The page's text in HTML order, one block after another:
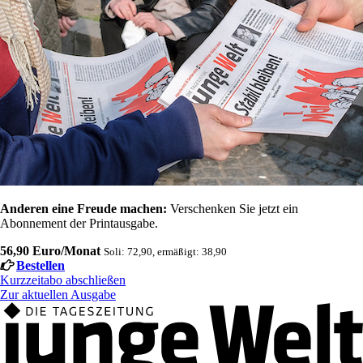
Anderen eine Freude machen: Verschenken Sie jetzt ein
Abonnement der Printausgabe.
56,90 Euro/Monat Soli: 72,90, ermäßigt: 38,90
Bestellen
Kurzzeitabo abschließen
Zur aktuellen Ausgabe